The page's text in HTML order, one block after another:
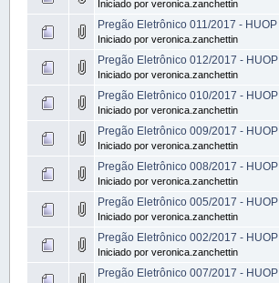
Iniciado por veronica.zanchettin
Pregão Eletrônico 011/2017 - HUOP
Iniciado por veronica.zanchettin
Pregão Eletrônico 012/2017 - HUOP
Iniciado por veronica.zanchettin
Pregão Eletrônico 010/2017 - HUOP
Iniciado por veronica.zanchettin
Pregão Eletrônico 009/2017 - HUOP
Iniciado por veronica.zanchettin
Pregão Eletrônico 008/2017 - HUOP
Iniciado por veronica.zanchettin
Pregão Eletrônico 005/2017 - HUOP
Iniciado por veronica.zanchettin
Pregão Eletrônico 002/2017 - HUOP
Iniciado por veronica.zanchettin
Pregão Eletrônico 007/2017 - HUOP